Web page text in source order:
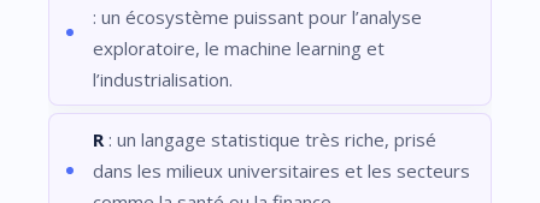
: un écosystème puissant pour l’analyse
exploratoire, le machine learning et
l’industrialisation.
R : un langage statistique très riche, prisé
dans les milieux universitaires et les secteurs